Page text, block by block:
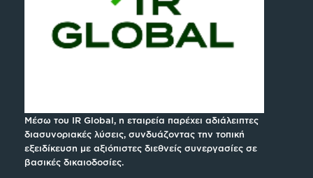
Μέσω του IR Global, η εταιρεία παρέχει αδιάλειπτες
διασυνοριακές λύσεις, συνδυάζοντας την τοπική
εξειδίκευση με αξιόπιστες διεθνείς συνεργασίες σε
βασικές δικαιοδοσίες.